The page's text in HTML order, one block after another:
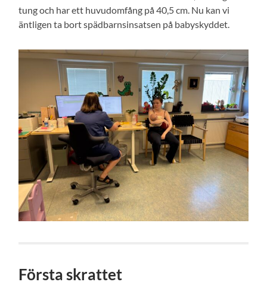
tung och har ett huvudomfång på 40,5 cm. Nu kan vi
äntligen ta bort spädbarnsinsatsen på babyskyddet.
Första skrattet